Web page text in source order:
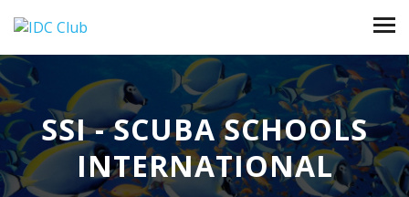
SSI - SCUBA SCHOOLS
INTERNATIONAL